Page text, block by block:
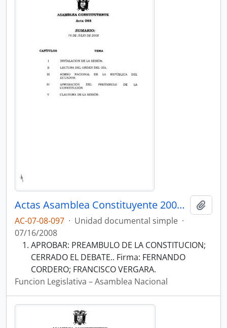
Actas Asamblea Constituyente 2007-2008
AC-07-08-097 · Unidad documental simple ·
07/16/2008
APROBAR: PREAMBULO DE LA CONSTITUCION;
CERRADO EL DEBATE.. Firma: FERNANDO
CORDERO; FRANCISCO VERGARA.
Funcion Legislativa – Asamblea Nacional